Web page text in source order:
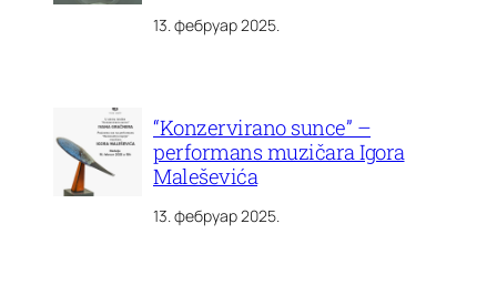
13. фебруар 2025.
“Konzervirano sunce” –
performans muzičara Igora
Maleševića
13. фебруар 2025.